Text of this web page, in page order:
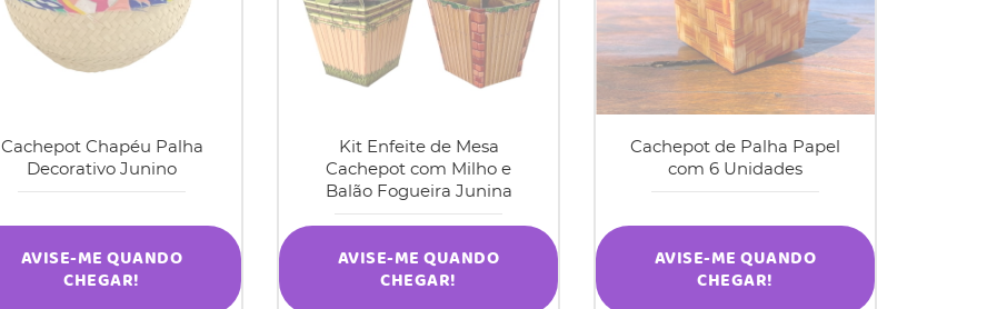
Cachepot Chapéu Palha
Decorativo Junino
AVISE-ME QUANDO
CHEGAR!
Kit Enfeite de Mesa
Cachepot com Milho e
Balão Fogueira Junina
AVISE-ME QUANDO
CHEGAR!
Cachepot de Palha Papel
com 6 Unidades
AVISE-ME QUANDO
CHEGAR!